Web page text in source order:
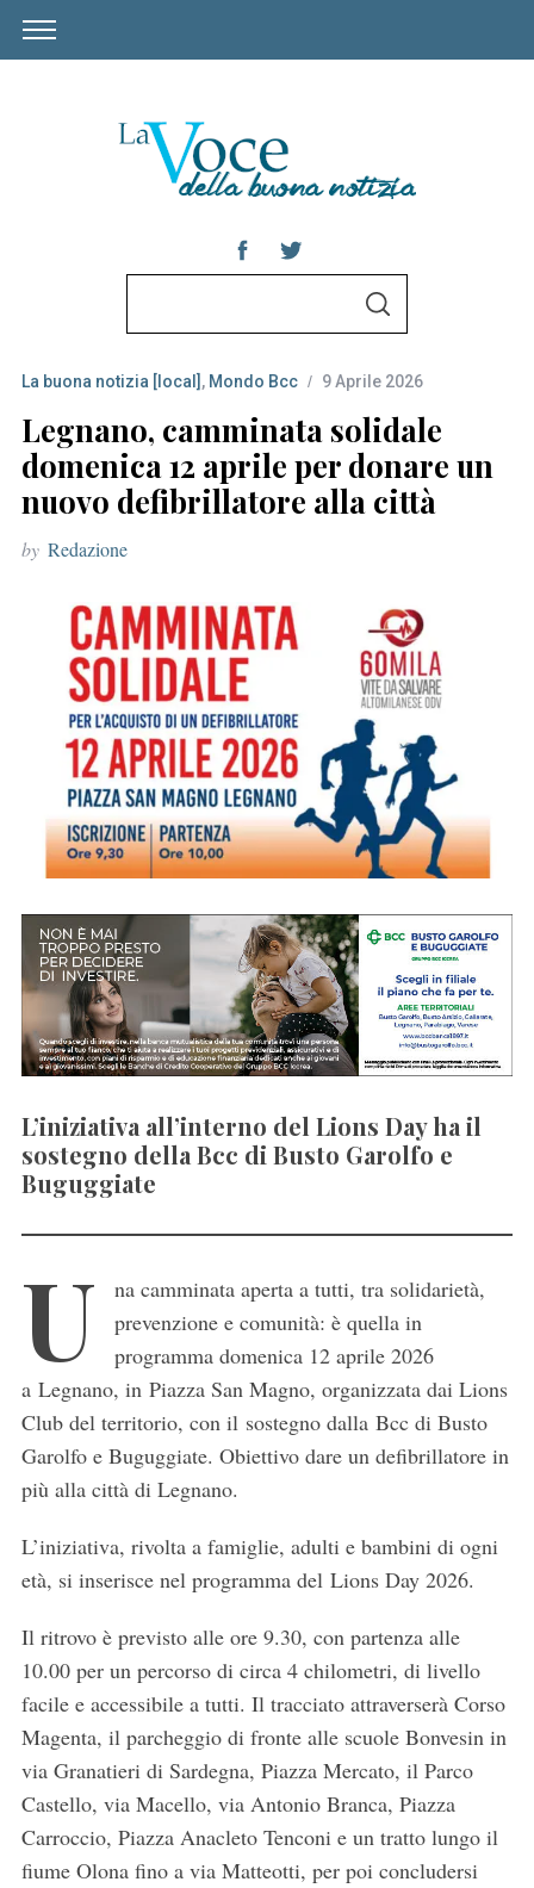
r
c
h
f
o
r
S
C
H
La buona notizia [local] , Mondo Bcc 9 Aprile 2026
Legnano, camminata solidale
domenica 12 aprile per donare un
nuovo defibrillatore alla città
by Redazione
L’iniziativa all’interno del Lions Day ha il
sostegno della Bcc di Busto Garolfo e
Buguggiate
U
na camminata aperta a tutti, tra solidarietà,
prevenzione e comunità: è quella in
programma domenica 12 aprile 2026
a Legnano, in Piazza San Magno, organizzata dai Lions
Club del territorio, con il sostegno dalla Bcc di Busto
Garolfo e Buguggiate. Obiettivo dare un defibrillatore in
più alla città di Legnano.
L’iniziativa, rivolta a famiglie, adulti e bambini di ogni
età, si inserisce nel programma del Lions Day 2026.
Il ritrovo è previsto alle ore 9.30, con partenza alle
10.00 per un percorso di circa 4 chilometri, di livello
facile e accessibile a tutti. Il tracciato attraverserà Corso
Magenta, il parcheggio di fronte alle scuole Bonvesin in
via Granatieri di Sardegna, Piazza Mercato, il Parco
Castello, via Macello, via Antonio Branca, Piazza
Carroccio, Piazza Anacleto Tenconi e un tratto lungo il
fiume Olona fino a via Matteotti, per poi concludersi